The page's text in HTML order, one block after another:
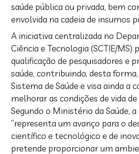
saúde pública ou privada, bem
envolvida na cadeia de insumos
A iniciativa centralizada no
Ciência e Tecnologia (SCTIE/MS)
qualificação de pesquisadores e
saúde, contribuindo, desta
Sistema de Saúde e visa ainda a
melhorar as condições de vida
Segundo o Ministério da Saúde, a
“representa um avanço para o
científico e tecnológico e de
pretende proporcionar um